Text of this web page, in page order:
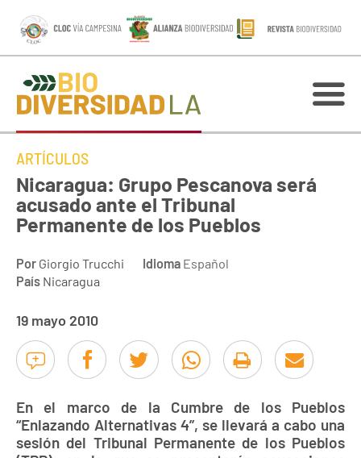
ARTÍCULOS
Nicaragua: Grupo Pescanova será
acusado ante el Tribunal
Permanente de los Pueblos
Por Giorgio Trucchi Idioma Español
País Nicaragua
19 mayo 2010
En el marco de la Cumbre de los Pueblos
“Enlazando Alternativas 4”, se llevará a cabo una
sesión del Tribunal Permanente de los Pueblos